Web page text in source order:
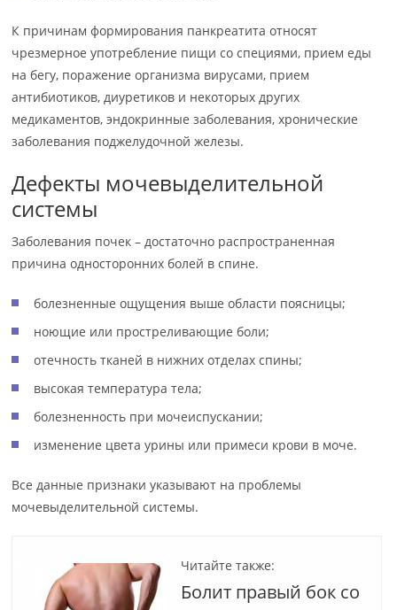
К причинам формирования панкреатита относят
чрезмерное употребление пищи со специями, прием еды
на бегу, поражение организма вирусами, прием
антибиотиков, диуретиков и некоторых других
медикаментов, эндокринные заболевания, хронические
заболевания поджелудочной железы.
Дефекты мочевыделительной
системы
Заболевания почек – достаточно распространенная
причина односторонних болей в спине.
болезненные ощущения выше области поясницы;
ноющие или простреливающие боли;
отечность тканей в нижних отделах спины;
высокая температура тела;
болезненность при мочеиспускании;
изменение цвета урины или примеси крови в моче.
Все данные признаки указывают на проблемы
мочевыделительной системы.
Читайте также:
Болит правый бок со